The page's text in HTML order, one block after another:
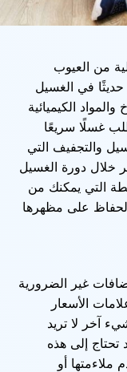
من العيوب
حديثًا في الغسيل
الكيميائية
غسلًا سريعًا
والتجفيف التي
خلال دورة الغسيل
التي يمكنك من
على مظهرها
غير الضرورية
الأسعار
آخر لا تريد
إلى هذه
ملاءمتها أو